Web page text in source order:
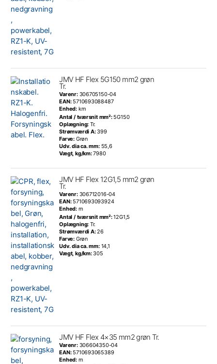
JMV HF Flex 5G150 mm2 grøn
Tr.
Varenr: 306705150-04
EAN: 5710693088487
Enhed: km
Antal / tværsnit mm²: 5G150
Oplægning: Tr.
Strømværdi A: 399
Farve: Grøn
Udv. dia ca. mm: 55,6
Vægt, kg/km:7980
JMV HF Flex 12G1,5 mm2 grøn
Tr.
Varenr: 306712016-04
EAN: 5710693093924
Enhed: m
Antal / tværsnit mm²:12G1,5
Oplægning: Tr.
Strømværdi A:26
Farve: Grøn
Udv. dia ca. mm: 14,1
Vægt, kg/km: 305
JMV HF Flex 4×35 mm2 grøn Tr.
Varenr: 306604350-04
EAN: 5710693065389
Enhed: m